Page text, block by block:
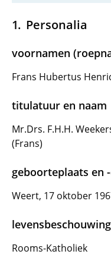
Personalia
voornamen
Frans Hubertus
titulatuur en naam
Mr.Drs. F.H.H.
(Frans)
geboorteplaats en
Weert, 17 oktober
levensbeschouwing
Rooms-Katholiek